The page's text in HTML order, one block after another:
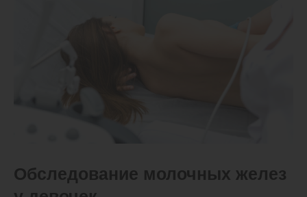
Обследование молочных желез